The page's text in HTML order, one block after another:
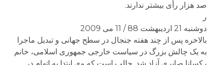
صد هزار رأی بیشتر ندارند.
ر
دوشنبه 21 اردیبهشت 88 / 11 می 2009
بالاخره پس از چند هفته جنجال در سطح جهانی و تبدیل ماجرا
به یک چالش بزرگ در سیاست خارجی جمهوری اسلامی، خانم